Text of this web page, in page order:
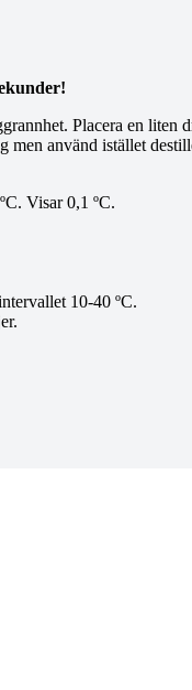
Placera en
men använd istället
Visar 0,1 ºC.
10-40 ºC.